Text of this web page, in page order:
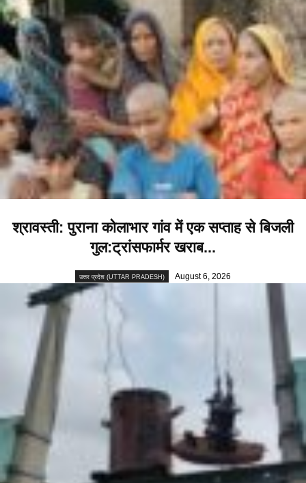
श्रावस्ती: पुराना कोलाभार गांव में एक सप्ताह से बिजली
गुल:ट्रांसफार्मर खराब...
उत्तर प्रदेश (UTTAR PRADESH) August 6, 2026